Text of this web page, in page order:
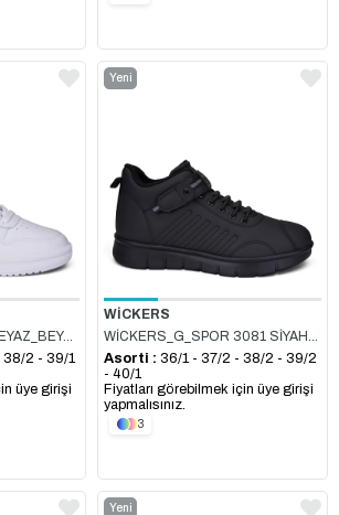
QLA_G_SPOR 1457 BEYAZ_BEYAZ
2 - 39/1
üye girişi
WİCKERS
WİCKERS_G_SPOR 3081 SİYAH_FÜME_CİLT
Yeni
Asorti : 36/1 - 37/2 - 38/2 - 39/2
- 40/1
Fiyatları görebilmek için üye girişi
yapmalısınız.
3
Yeni